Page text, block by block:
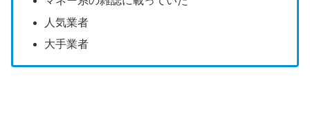
人気業者
大手業者